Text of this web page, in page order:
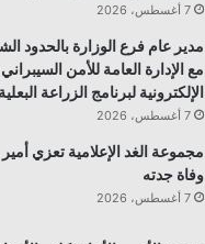
7 أغسطس، 2026
مدير عام فرع الوزارة بالحدود
مع الإدارة العامة للأمن
الإلكترونية لبرنامج الزراعة
7 أغسطس، 2026
مجموعة الغد الإعلامية تعزي
وفاة جدته
7 أغسطس، 2026